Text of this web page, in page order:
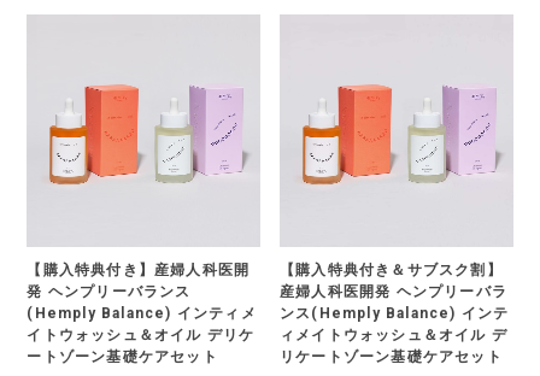
【購入特典付き】産婦人科医開
発 ヘンプリーバランス
(Hemply Balance) インティメ
イトウォッシュ＆オイル デリケ
ートゾーン基礎ケアセット
【購入特典付き＆サブスク割】
産婦人科医開発 ヘンプリーバラ
ンス(Hemply Balance) インテ
ィメイトウォッシュ＆オイル デ
リケートゾーン基礎ケアセット